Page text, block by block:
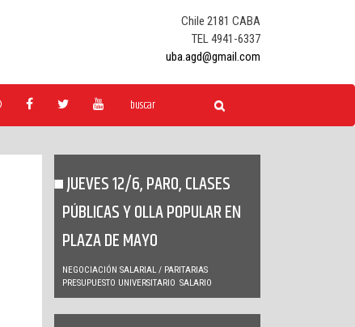
Chile 2181 CABA
TEL 4941-6337
uba.agd@gmail.com
JUEVES 12/6, PARO, CLASES
PÚBLICAS Y OLLA POPULAR EN
PLAZA DE MAYO
NEGOCIACIÓN SALARIAL / PARITARIAS
PRESUPUESTO UNIVERSITARIO SALARIO